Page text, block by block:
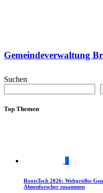
Gemeindeverwaltung
Suchen
Top Themen
1
RootsTech 2026: Weltgrößte
Ahnenforscher zusammen